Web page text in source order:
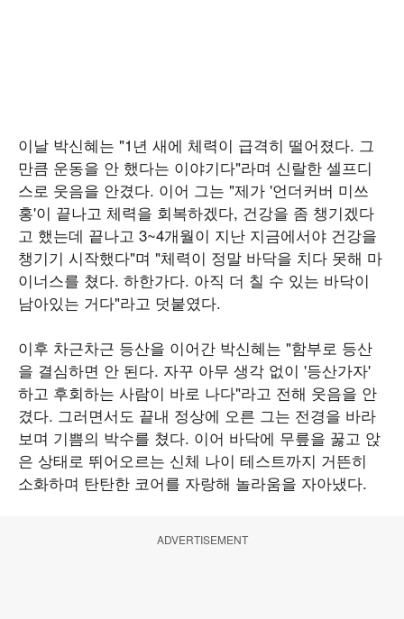
이날 박신혜는 "1년 새에 체력이 급격히 떨어졌다. 그
만큼 운동을 안 했다는 이야기다"라며 신랄한 셀프디
스로 웃음을 안겼다. 이어 그는 "제가 '언더커버 미쓰
홍'이 끝나고 체력을 회복하겠다, 건강을 좀 챙기겠다
고 했는데 끝나고 3~4개월이 지난 지금에서야 건강을
챙기기 시작했다"며 "체력이 정말 바닥을 치다 못해 마
이너스를 쳤다. 하한가다. 아직 더 칠 수 있는 바닥이
남아있는 거다"라고 덧붙였다.
이후 차근차근 등산을 이어간 박신혜는 "함부로 등산
을 결심하면 안 된다. 자꾸 아무 생각 없이 '등산가자'
하고 후회하는 사람이 바로 나다"라고 전해 웃음을 안
겼다. 그러면서도 끝내 정상에 오른 그는 전경을 바라
보며 기쁨의 박수를 쳤다. 이어 바닥에 무릎을 꿇고 앉
은 상태로 뛰어오르는 신체 나이 테스트까지 거뜬히
소화하며 탄탄한 코어를 자랑해 놀라움을 자아냈다.
ADVERTISEMENT